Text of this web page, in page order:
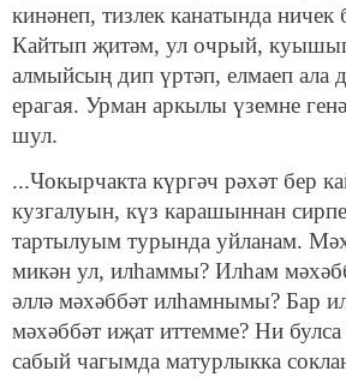
кинәнеп, тизлек кана­тында ничек
Кайтып җитәм, ул очрый, куышып
алмыйсың дип үртәп, елмаеп ала
ерагая. Урман аркылы үземне
шул.
...Чокырчакта күргәч рәхәт бер
кузгалуын, күз карашыннан
тартылуым турын­да уйланам.
микән ул, илһаммы? Илһам
әллә мәхәббәт илһамнымы? Бар
мәхәббәт иҗат иттемме? Ни булса
сабый чагымда матурлыкка